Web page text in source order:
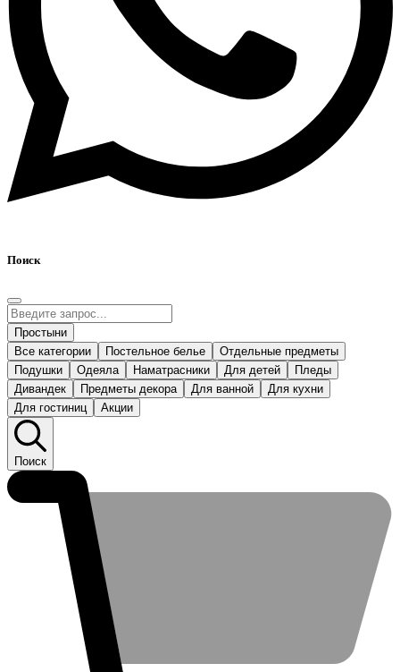
Поиск
Простыни
Все категории
Постельное белье
Отдельные предметы
Подушки
Одеяла Наматрасники Для детей
Пледы
Дивандек
Предметы декора Для ванной
Для кухни
Для гостиниц
Акции
Поиск